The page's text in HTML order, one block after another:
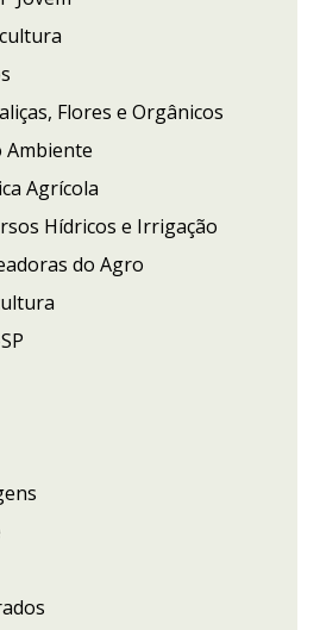
Flores e Orgânicos
Ambiente
Agrícola
Hídricos e Irrigação
do Agro